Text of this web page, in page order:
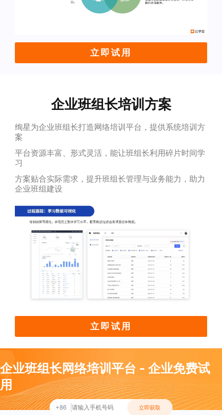
立即试用
企业班组长培训方案
绚星为企业班组长打造网络培训平台，提供系统培训方
案
平台资源丰富、形式灵活，能让班组长利用碎片时间学
习
方案贴合实际需求，提升班组长管理与业务能力，助力
企业班组建设
立即试用
企业班组长网络培训平台 - 企业免费试
用
+86 立即获取